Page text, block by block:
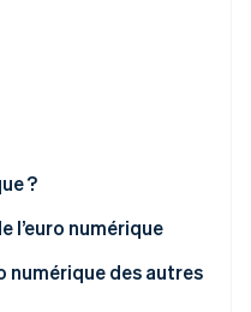
?
l’euro numérique
numérique des autres